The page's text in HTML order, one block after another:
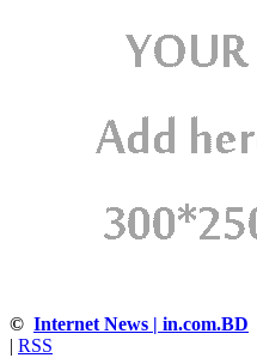
© Internet News | in.com.BD
RSS